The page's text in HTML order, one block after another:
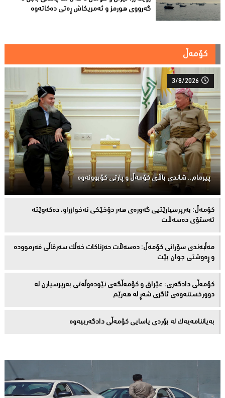
گەرووی هورمز و ئەمریکاش ڕەتی دەکاتەوە
کۆمەڵ
3/8/2026
پیرمام.. شاندی باڵای كۆمه‌ڵ و پارتی كۆبوونه‌وه‌
كۆمەڵ: بەرپرسیارێتیی گەورەی هەر دۆخێکی نەخوازراو، دەكەوێتە
ئەستۆی دەسەڵات
مەڵبەندى سۆرانى کۆمەڵ: دەسەڵات حەزناکات خەڵک سەرقاڵى فەرموودە
و ڕەوشتى جوان بێت
کۆمەڵى دادگەرى: عێراق و كۆمەڵگەی نێودەوڵەتی بەرپرسیارن لە
دوورخستنەوەى ئاگری شەڕ لە هەرێم
بەیاننامەیەک لە بۆردی یاسایی کۆمەڵی دادگەرییەوە